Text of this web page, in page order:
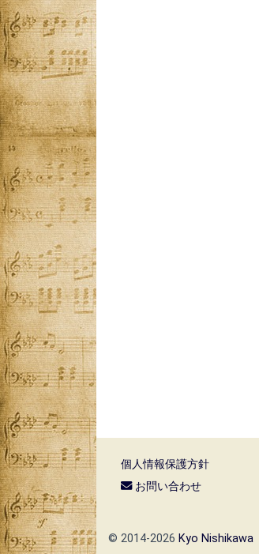
個人情報保護方針
お問い合わせ
© 2014-2026 Kyo Nishikawa